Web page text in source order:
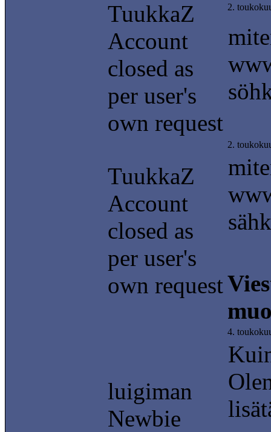
TuukkaZ
Account
closed as
per user's
own request
2.
TuukkaZ
Account
closed as
per user's
own request
2.
luigiman
Newbie
4.